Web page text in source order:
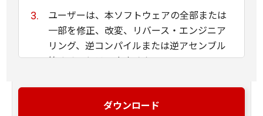
ユーザーは、本ソフトウェアの全部または
一部を修正、改変、リバース・エンジニア
リング、逆コンパイルまたは逆アセンブル
等することはできません。
ン株式会社およびキヤノンのライセンサー
は、本ソフトウェアがユーザーの特定の目
ダウンロード